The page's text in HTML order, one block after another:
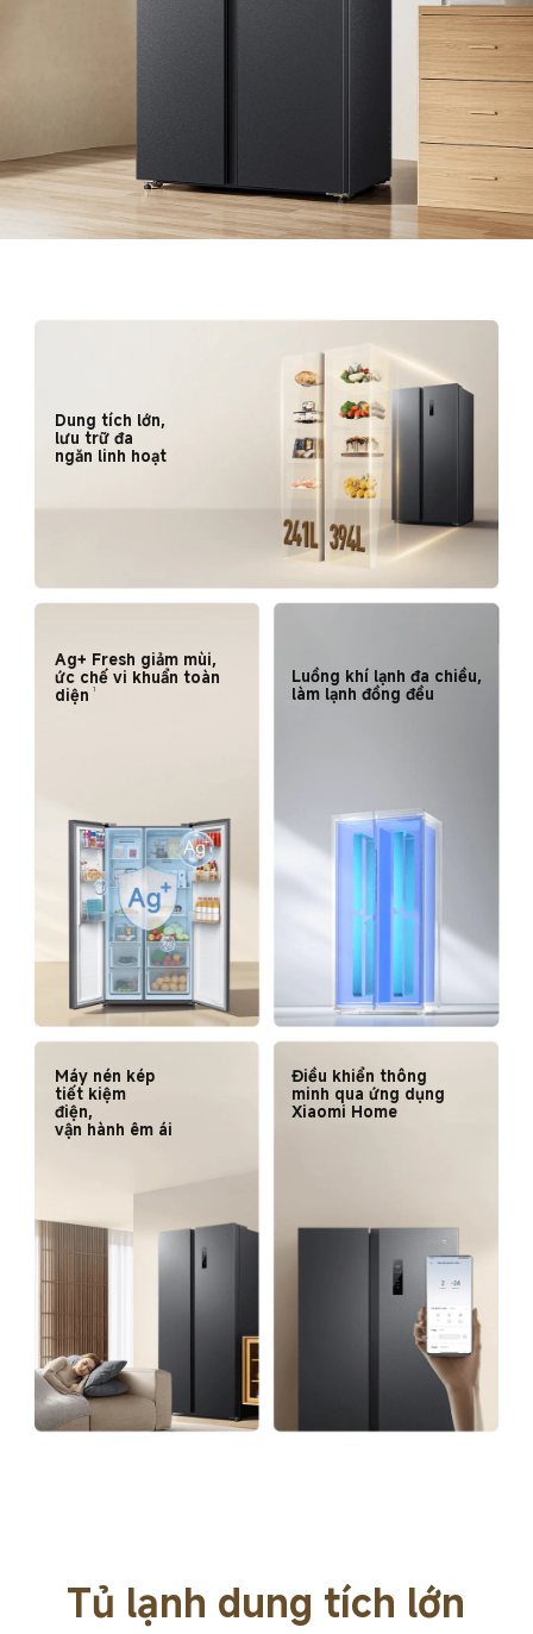
Dung tích lớn,
lưu trữ đa
ngăn linh hoạt
Ag+ Fresh giảm mùi,
ức chế vi khuẩn toàn
diện 1
Luồng khí lạnh đa chiều,
làm lạnh đồng đều
Máy nén kép
tiết kiệm
điện,
vận hành êm ái
Điều khiển thông
minh qua ứng dụng
Xiaomi Home
Tủ lạnh dung tích lớn